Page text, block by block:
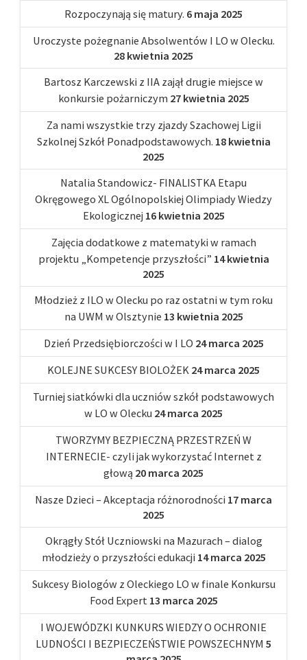
Rozpoczynają się matury. 6 maja 2025
Uroczyste pożegnanie Absolwentów I LO w Olecku.
28 kwietnia 2025
Bartosz Karczewski z IIA zajął drugie miejsce w
konkursie pożarniczym 27 kwietnia 2025
Za nami wszystkie trzy zjazdy Szachowej Ligii
Szkolnej Szkół Ponadpodstawowych. 18 kwietnia
2025
Natalia Standowicz- FINALISTKA Etapu
Okręgowego XL Ogólnopolskiej Olimpiady Wiedzy
Ekologicznej 16 kwietnia 2025
Zajęcia dodatkowe z matematyki w ramach
projektu „Kompetencje przyszłości” 14 kwietnia
2025
Młodzież z ILO w Olecku po raz ostatni w tym roku
na UWM w Olsztynie 13 kwietnia 2025
Dzień Przedsiębiorczości w I LO 24 marca 2025
KOLEJNE SUKCESY BIOLOŻEK 24 marca 2025
Turniej siatkówki dla uczniów szkół podstawowych
w LO w Olecku 24 marca 2025
TWORZYMY BEZPIECZNĄ PRZESTRZEŃ W
INTERNECIE- czyli jak wykorzystać Internet z
głową 20 marca 2025
Nasze Dzieci – Akceptacja różnorodności 17 marca
2025
Okrągły Stół Uczniowski na Mazurach – dialog
młodzieży o przyszłości edukacji 14 marca 2025
Sukcesy Biologów z Oleckiego LO w finale Konkursu
Food Expert 13 marca 2025
I WOJEWÓDZKI KUNKURS WIEDZY O OCHRONIE
LUDNOŚCI I BEZPIECZEŃSTWIE POWSZECHNYM 5